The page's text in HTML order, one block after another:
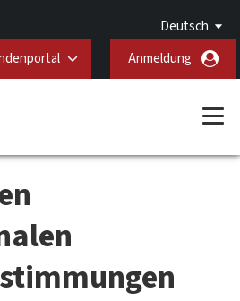
Deutsch
Anmeldung